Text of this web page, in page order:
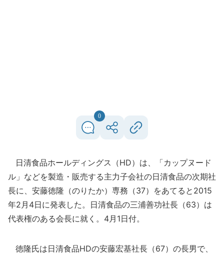
0
日清食品ホールディングス（HD）は、「カップヌード
ル」などを製造・販売する主力子会社の日清食品の次期社
長に、安藤徳隆（のりたか）専務（37）をあてると2015
年2月4日に発表した。日清食品の三浦善功社長（63）は
代表権のある会長に就く。4月1日付。
徳隆氏は日清食品HDの安藤宏基社長（67）の長男で、